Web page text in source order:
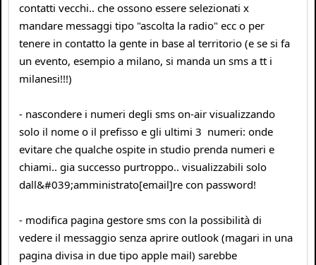
contatti vecchi.. che ossono essere selezionati x
mandare messaggi tipo "ascolta la radio" ecc o per
tenere in contatto la gente in base al territorio (e se si fa
un evento, esempio a milano, si manda un sms a tt i
milanesi!!!)
- nascondere i numeri degli sms on-air visualizzando
solo il nome o il prefisso e gli ultimi 3 numeri: onde
evitare che qualche ospite in studio prenda numeri e
chiami.. gia successo purtroppo.. visualizzabili solo
dall&#039;amministrato[email]re con password!
- modifica pagina gestore sms con la possibilità di
vedere il messaggio senza aprire outlook (magari in una
pagina divisa in due tipo apple mail) sarebbe